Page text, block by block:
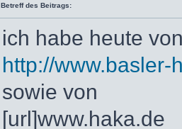
Betreff des Beitrags:
ich habe heute
http://www.basler-
sowie von
[url]www.haka.de